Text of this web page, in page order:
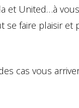
et United…à
faire plaisir et
cas vous